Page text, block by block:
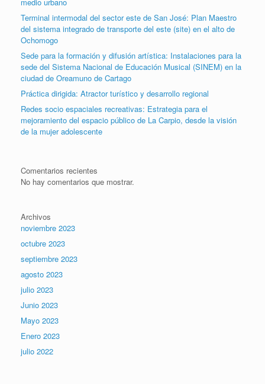
medio urbano
Terminal intermodal del sector este de San José: Plan Maestro
del sistema integrado de transporte del este (site) en el alto de
Ochomogo
Sede para la formación y difusión artística: Instalaciones para la
sede del Sistema Nacional de Educación Musical (SINEM) en la
ciudad de Oreamuno de Cartago
Práctica dirigida: Atractor turístico y desarrollo regional
Redes socio espaciales recreativas: Estrategia para el
mejoramiento del espacio público de La Carpio, desde la visión
de la mujer adolescente
Comentarios recientes
No hay comentarios que mostrar.
Archivos
noviembre 2023
octubre 2023
septiembre 2023
agosto 2023
julio 2023
Junio 2023
Mayo 2023
Enero 2023
julio 2022